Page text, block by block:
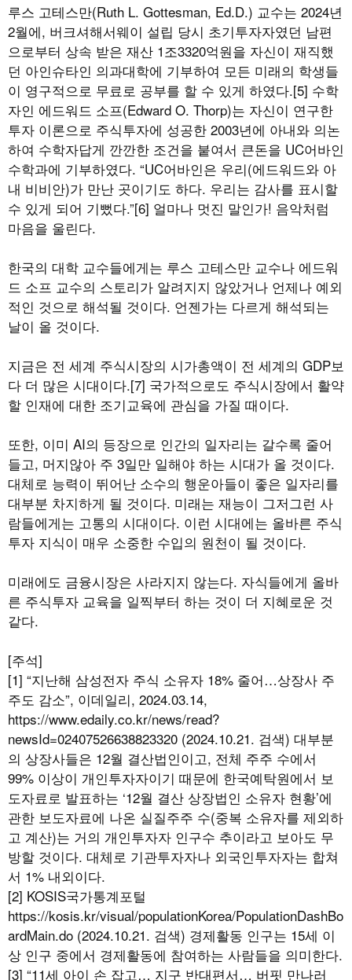
루스 고테스만(Ruth L. Gottesman, Ed.D.) 교수는 2024년
2월에, 버크셔해서웨이 설립 당시 초기투자자였던 남편
으로부터 상속 받은 재산 1조3320억원을 자신이 재직했
던 아인슈타인 의과대학에 기부하여 모든 미래의 학생들
이 영구적으로 무료로 공부를 할 수 있게 하였다.[5] 수학
자인 에드워드 소프(Edward O. Thorp)는 자신이 연구한
투자 이론으로 주식투자에 성공한 2003년에 아내와 의논
하여 수학자답게 깐깐한 조건을 붙여서 큰돈을 UC어바인
수학과에 기부하였다. “UC어바인은 우리(에드워드와 아
내 비비안)가 만난 곳이기도 하다. 우리는 감사를 표시할
수 있게 되어 기뻤다.”[6] 얼마나 멋진 말인가! 음악처럼
마음을 울린다.
한국의 대학 교수들에게는 루스 고테스만 교수나 에드워
드 소프 교수의 스토리가 알려지지 않았거나 언제나 예외
적인 것으로 해석될 것이다. 언젠가는 다르게 해석되는
날이 올 것이다.
지금은 전 세계 주식시장의 시가총액이 전 세계의 GDP보
다 더 많은 시대이다.[7] 국가적으로도 주식시장에서 활약
할 인재에 대한 조기교육에 관심을 가질 때이다.
또한, 이미 AI의 등장으로 인간의 일자리는 갈수록 줄어
들고, 머지않아 주 3일만 일해야 하는 시대가 올 것이다.
대체로 능력이 뛰어난 소수의 행운아들이 좋은 일자리를
대부분 차지하게 될 것이다. 미래는 재능이 그저그런 사
람들에게는 고통의 시대이다. 이런 시대에는 올바른 주식
투자 지식이 매우 소중한 수입의 원천이 될 것이다.
미래에도 금융시장은 사라지지 않는다. 자식들에게 올바
른 주식투자 교육을 일찍부터 하는 것이 더 지혜로운 것
같다.
[주석]
[1] “지난해 삼성전자 주식 소유자 18% 줄어…상장사 주
주도 감소”, 이데일리, 2024.03.14,
https://www.edaily.co.kr/news/read?
newsId=02407526638823320 (2024.10.21. 검색) 대부분
의 상장사들은 12월 결산법인이고, 전체 주주 수에서
99% 이상이 개인투자자이기 때문에 한국예탁원에서 보
도자료로 발표하는 ‘12월 결산 상장법인 소유자 현황’에
관한 보도자료에 나온 실질주주 수(중복 소유자를 제외하
고 계산)는 거의 개인투자자 인구수 추이라고 보아도 무
방할 것이다. 대체로 기관투자자나 외국인투자자는 합쳐
서 1% 내외이다.
[2] KOSIS국가통계포털
https://kosis.kr/visual/populationKorea/PopulationDashBo
ardMain.do (2024.10.21. 검색) 경제활동 인구는 15세 이
상 인구 중에서 경제활동에 참여하는 사람들을 의미한다.
[3] “11세 아이 손 잡고… 지구 반대편서… 버핏 만나러